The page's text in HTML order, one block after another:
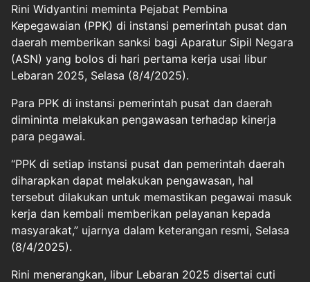
Rini Widyantini meminta Pejabat Pembina
Kepegawaian (PPK) di instansi pemerintah pusat dan
daerah memberikan sanksi bagi Aparatur Sipil Negara
(ASN) yang bolos di hari pertama kerja usai libur
Lebaran 2025, Selasa (8/4/2025).
Para PPK di instansi pemerintah pusat dan daerah
dimininta melakukan pengawasan terhadap kinerja
para pegawai.
“PPK di setiap instansi pusat dan pemerintah daerah
diharapkan dapat melakukan pengawasan, hal
tersebut dilakukan untuk memastikan pegawai masuk
kerja dan kembali memberikan pelayanan kepada
masyarakat,” ujarnya dalam keterangan resmi, Selasa
(8/4/2025).
Rini menerangkan, libur Lebaran 2025 disertai cuti